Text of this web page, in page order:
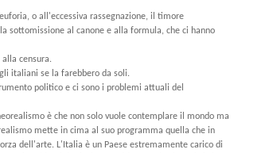
o all'eccessiva rassegnazione, il timore
sottomissione al canone e alla formula, che ci hanno
censura.
italiani se la farebbero da soli.
politico e ci sono i problemi attuali del
è che non solo vuole contemplare il mondo ma
mette in cima al suo programma quella che in
dell'arte. L'Italia è un Paese estremamente carico di